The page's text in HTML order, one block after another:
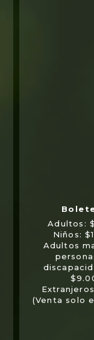
Adultos:
Niños:
Adultos
(Venta solo